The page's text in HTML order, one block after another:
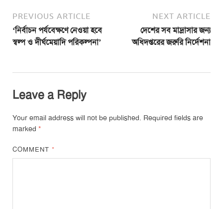
PREVIOUS ARTICLE
‘নির্বাচন পর্যবেক্ষণে নেওয়া হবে
স্বল্প ও দীর্ঘমেয়াদি পরিকল্পনা’
NEXT ARTICLE
দেশের সব মাদ্রাসার জন্য
অধিদপ্তরের জরুরি নির্দেশনা
Leave a Reply
Your email address will not be published. Required fields are
marked *
COMMENT*